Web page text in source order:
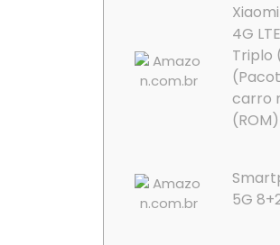
4G
Triplo
carro
5G